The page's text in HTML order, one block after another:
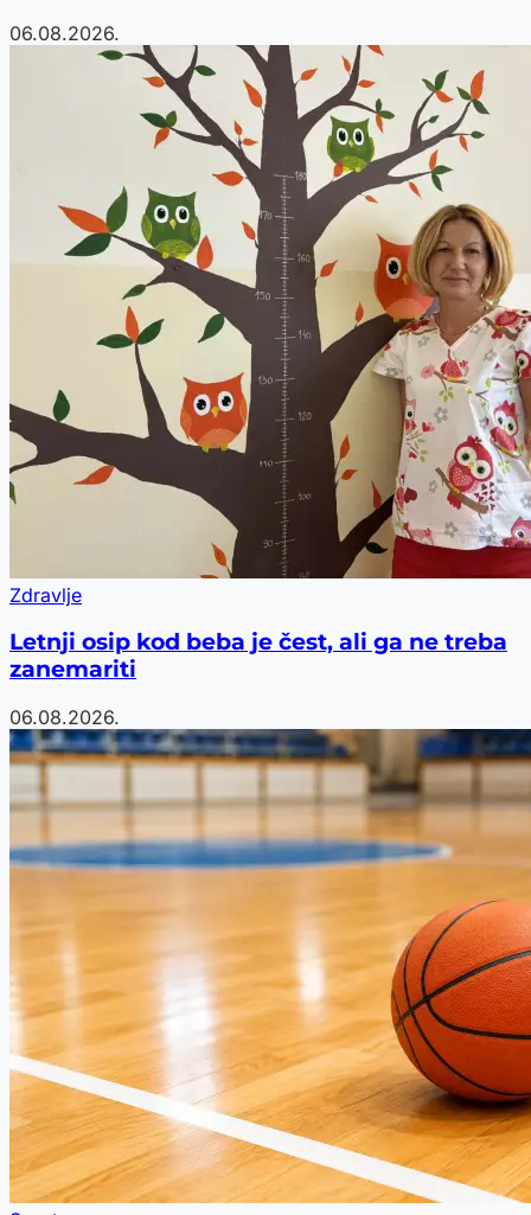
06.08.2026.
Zdravlje
Letnji osip kod beba je čest, ali ga ne treba
zanemariti
06.08.2026.